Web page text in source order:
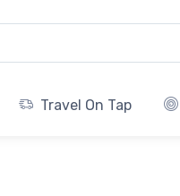
Travel On Tap